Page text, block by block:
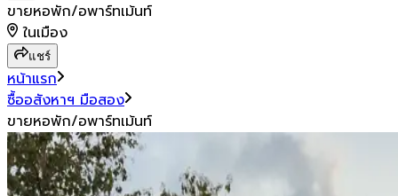
ขายหอพัก/อพาร์ทเม้นท์
ในเมือง
แชร์
หน้าแรก
ซื้ออสังหาฯ มือสอง
ขายหอพัก/อพาร์ทเม้นท์